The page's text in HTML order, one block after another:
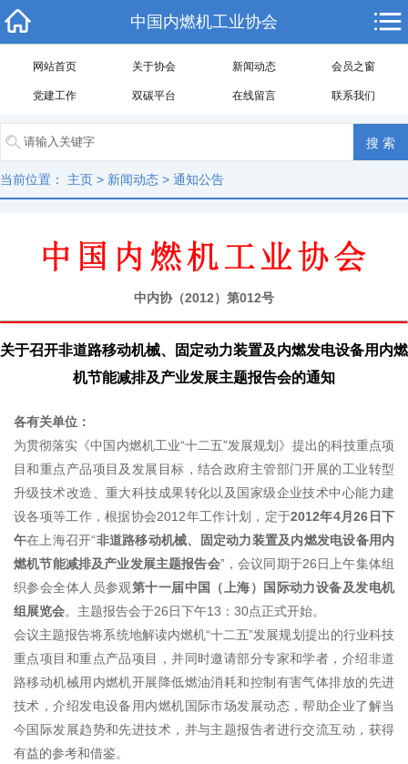
中国内燃机工业协会
网站首页 关于协会 新闻动态 会员之窗
党建工作 双碳平台 在线留言 联系我们
当前位置： 主页 > 新闻动态 > 通知公告
中内协（2012）第012号
关于召开非道路移动机械、固定动力装置及内燃发电设备用内燃
机节能减排及产业发展主题报告会的通知
各有关单位：
为贯彻落实《中国内燃机工业“十二五”发展规划》提出的科技重点项
目和重点产品项目及发展目标，结合政府主管部门开展的工业转型
升级技术改造、重大科技成果转化以及国家级企业技术中心能力建
设各项等工作，根据协会2012年工作计划，定于2012年4月26日下
午在上海召开“非道路移动机械、 固定动力装置及内燃发电设备用内
燃机节能减排及产业发展主题报告会”，会议同期于26日上午集体组
织参会全体人员参观第十一届中国（上海）国际动力设备及发电机
组展览会。主题报告会于26日下午13：30点正式开始。
会议主题报告将系统地解读内燃机“十二五”发展规划提出的行业科技
重点项目和重点产品项目，并同时邀请部分专家和学者，介绍非道
路移动机械用内燃机开展降低燃油消耗和控制有害气体排放的先进
技术，介绍发电设备用内燃机国际市场发展动态，帮助企业了解当
今国际发展趋势和先进技术，并与主题报告者进行交流互动，获得
有益的参考和借鉴。